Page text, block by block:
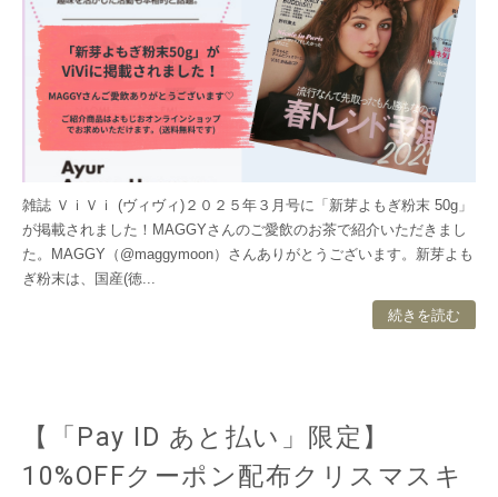
雑誌 ＶｉＶｉ (ヴィヴィ)２０２５年３月号に「新芽よもぎ粉末 50g」
が掲載されました！MAGGYさんのご愛飲のお茶で紹介いただきまし
た。MAGGY（@maggymoon）さんありがとうございます。新芽よも
ぎ粉末は、国産(徳...
続きを読む
【「Pay ID あと払い」限定】
10%OFFクーポン配布クリスマスキ